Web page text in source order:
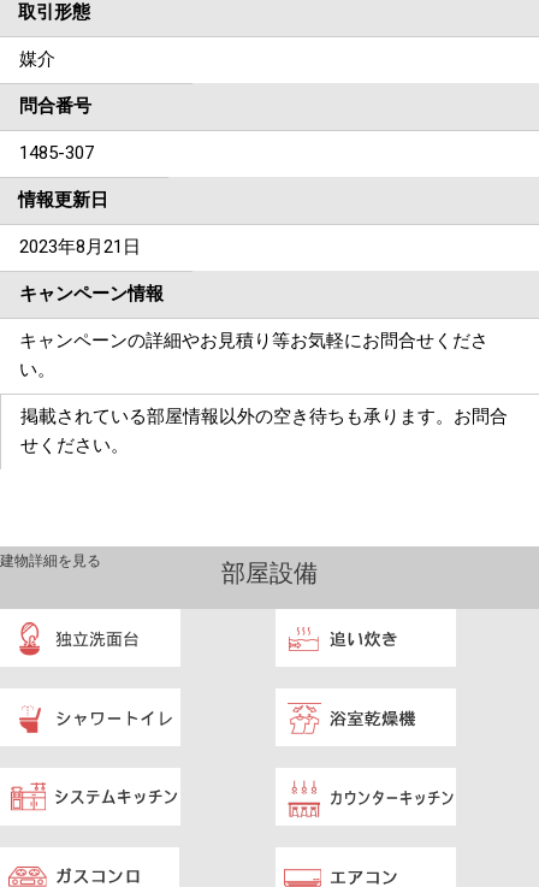
取引形態
媒介
問合番号
1485-307
情報更新日
2023年8月21日
キャンペーン情報
キャンペーンの詳細やお見積り等お気軽にお問合せくださ
い。
掲載されている部屋情報以外の空き待ちも承ります。お問合
せください。
部屋設備
建物詳細を見る